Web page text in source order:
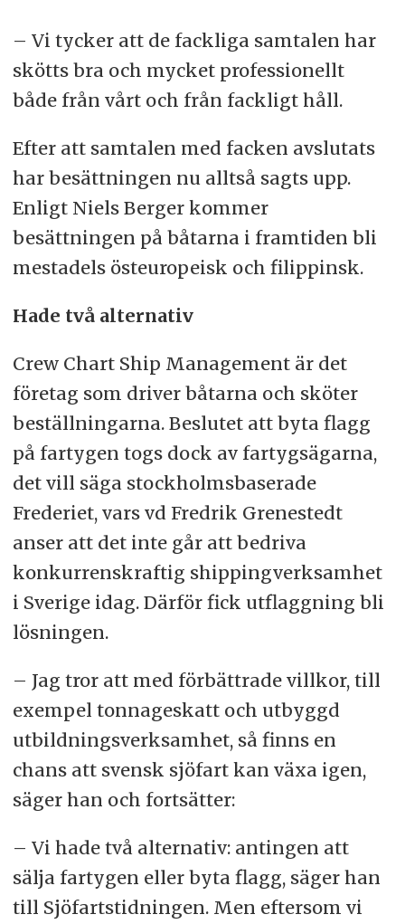
– Vi tycker att de fackliga samtalen har
skötts bra och mycket professionellt
både från vårt och från fackligt håll.
Efter att samtalen med facken avslutats
har besättningen nu alltså sagts upp.
Enligt Niels Berger kommer
besättningen på båtarna i framtiden bli
mestadels östeuropeisk och filippinsk.
Hade två alternativ
Crew Chart Ship Management är det
företag som driver båtarna och sköter
beställningarna. Beslutet att byta flagg
på fartygen togs dock av fartygsägarna,
det vill säga stockholmsbaserade
Frederiet, vars vd Fredrik Grenestedt
anser att det inte går att bedriva
konkurrenskraftig shippingverksamhet
i Sverige idag. Därför fick utflaggning bli
lösningen.
– Jag tror att med förbättrade villkor, till
exempel tonnageskatt och utbyggd
utbildningsverksamhet, så finns en
chans att svensk sjöfart kan växa igen,
säger han och fortsätter:
– Vi hade två alternativ: antingen att
sälja fartygen eller byta flagg, säger han
till Sjöfartstidningen. Men eftersom vi